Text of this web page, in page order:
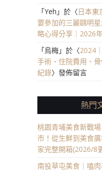
「Yeh 」於〈日本東
要參加的三麗鷗明
略心得分享｜2026
「烏梅」於〈2024
手術、住院費用、
紀錄〉發佈留言
熱門
桃園青埔美食新戰
市！從生鮮到美食
家完整開箱(2026/8
南投草屯美食｜嗑